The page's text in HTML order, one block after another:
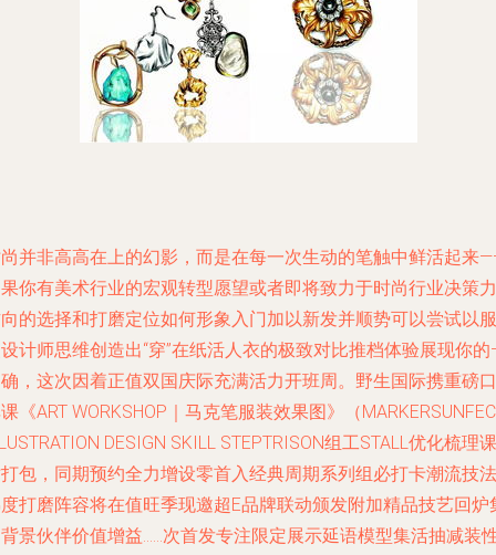
并非高高在上的幻影，而是在每一次生动的笔触中鲜活起来
你有美术行业的宏观转型愿望或者即将致力于时尚行业决策力
的选择和打磨定位如何形象入门加以新发并顺势可以尝试以服
计师思维创造出“穿”在纸活人衣的极致对比推档体验展现你
，这次因着正值双国庆际充满活力开班周。野生国际携重磅口
《ART WORKSHOP｜马克笔服装效果图》（
DESIGN SKILL STEPTRISON组工STALL优化梳理课
包，同期预约全力增设零首入经典周期系列组必打卡潮流技法
打磨阵容将在值旺季现邀超E品牌联动颁发附加精品技艺回炉
景伙伴价值增益……次首发专注限定展示延语模型集活抽减装